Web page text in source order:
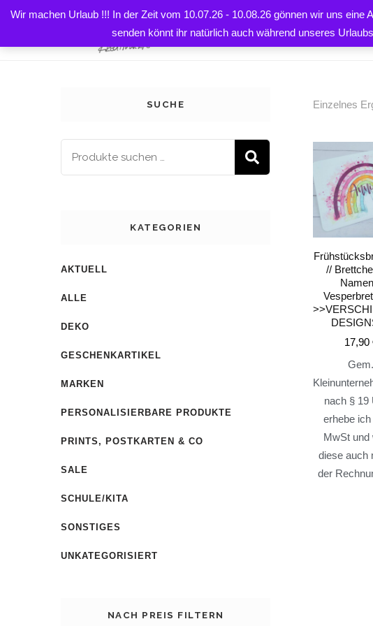
Wir machen Urlaub !!! In der Zeit vom 10.07.26 - 10.08.26 gönnen wir uns
senden könnt ihr natürlich auch während unseres
HOME
Einzelnes
//
17,90
Gem.
nach § 19
erhebe
MwSt und
diese auch
der
SUCHE
KATEGORIEN
AKTUELL
ALLE
DEKO
GESCHENKARTIKEL
MARKEN
PERSONALISIERBARE PRODUKTE
PRINTS, POSTKARTEN & CO
SALE
SCHULE/KITA
SONSTIGES
UNKATEGORISIERT
NACH PREIS FILTERN